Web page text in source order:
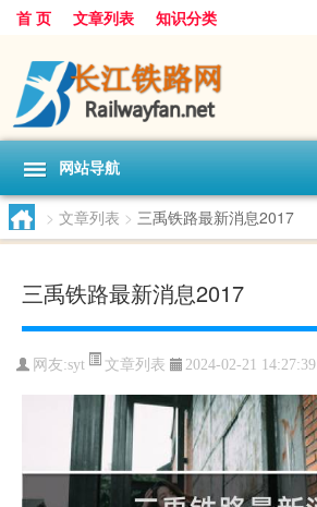
首 页 文章列表 知识分类
网站导航
> 文章列表 > 三禹铁路最新消息2017
三禹铁路最新消息2017
网友:syt 文章列表 2024-02-21 14:27:39